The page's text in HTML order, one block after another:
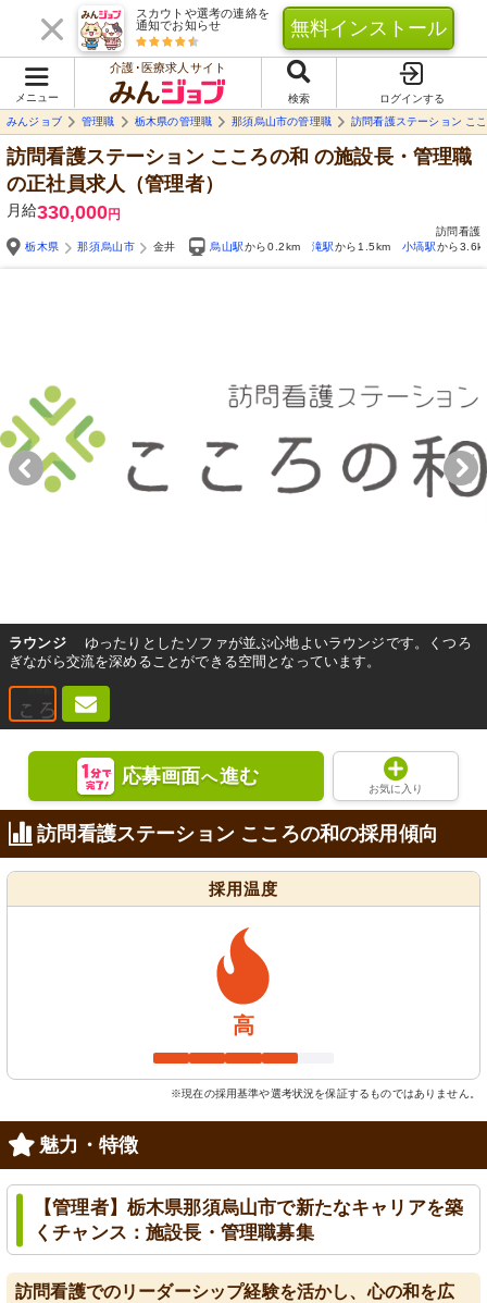
スカウトや選考の連絡を
通知でお知らせ
無料インストール
メニュー
介護･医療求人サイト
検索
ログインする
みんジョブ
管理職 栃木県の管理職 那須烏山市の管理職 訪問看護ステーション こ
訪問看護ステーション こころの和 の施設長・管理職
の正社員求人（管理者）
月給330,000円
訪問看護
栃木県
那須烏山市 金井 烏山駅から0.2km 滝駅から1.5km 小塙駅から
ラウンジ
ゆったりとしたソファが並ぶ心地よいラウンジです。くつろ
ぎながら交流を深めることができる空間となっています。
応募画面へ進む
お気に入り
訪問看護ステーション こころの和の採用傾向
採用温度
高
※現在の採用基準や選考状況を保証するものではありません。
魅力・特徴
【管理者】栃木県那須烏山市で新たなキャリアを築
くチャンス：施設長・管理職募集
訪問看護でのリーダーシップ経験を活かし、心の和を広